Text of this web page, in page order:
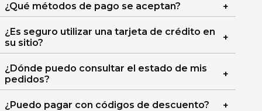
¿Qué métodos de pago se aceptan?
¿Es seguro utilizar una tarjeta de crédito en
su sitio?
¿Dónde puedo consultar el estado de mis
pedidos?
¿Puedo pagar con códigos de descuento?